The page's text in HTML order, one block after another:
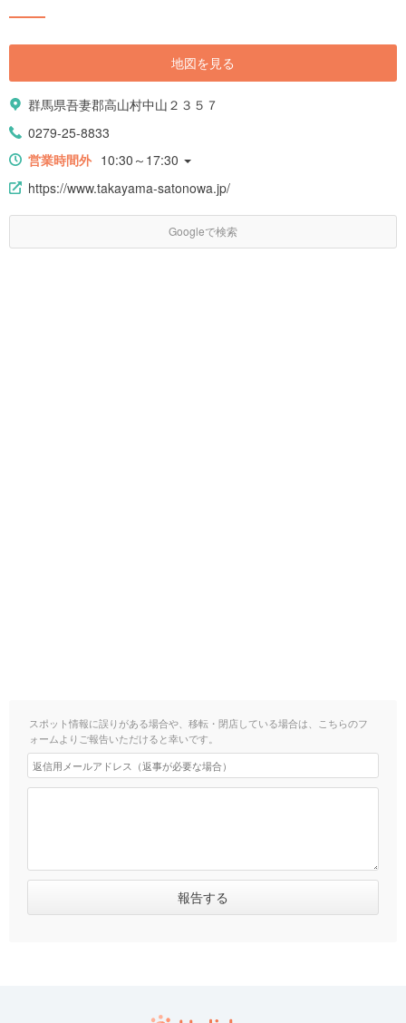
地図を見る
群馬県吾妻郡高山村中山２３５７
0279-25-8833
営業時間外 10:30～17:30
https://www.takayama-satonowa.jp/
Googleで検索
スポット情報に誤りがある場合や、移転・閉店している場合は、こちらのフ
ォームよりご報告いただけると幸いです。